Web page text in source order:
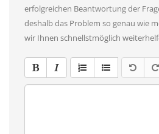
erfolgreichen Beantwortung der
deshalb das Problem so genau wie
wir Ihnen schnellstmöglich